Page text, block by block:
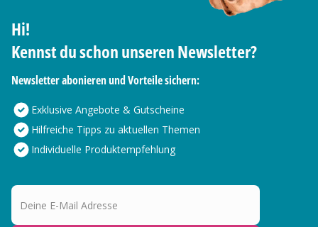
Hi!
Kennst du schon unseren Newsletter?
Newsletter abonieren und Vorteile sichern:
Exklusive Angebote & Gutscheine
Hilfreiche Tipps zu aktuellen Themen
Individuelle Produktempfehlung
Deine E-Mail Adresse